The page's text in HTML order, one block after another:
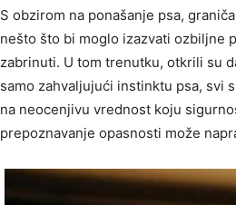
S obzirom na ponašanje psa,
nešto što bi moglo izazvati ozbiljne
zabrinuti. U tom trenutku, otkrili su
samo zahvaljujući instinktu psa, svi
na neocenjivu vrednost koju
prepoznavanje opasnosti može